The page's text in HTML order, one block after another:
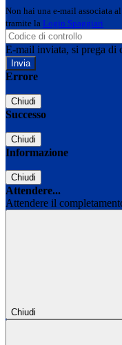
Non hai una e-mail associata
tramite la Login Spaggiari
E-mail inviata, si prega di
Errore
Chiudi
Successo
Chiudi
Informazione
Chiudi
Attendere...
Attendere il
Chiudi